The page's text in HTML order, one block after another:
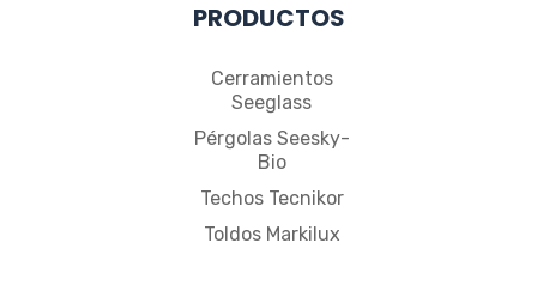
PRODUCTOS
Cerramientos
Seeglass
Pérgolas Seesky-
Bio
Techos Tecnikor
Toldos Markilux